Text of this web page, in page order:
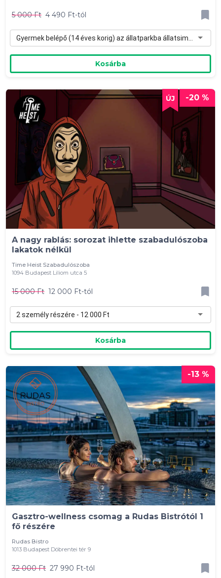
5 000 Ft 4 490 Ft-tól
Kosárba
-20 %
A nagy rablás: sorozat ihlette szabadulószoba
lakatok nélkül
Time Heist Szabadulószoba
1094 Budapest Liliom utca 5
15 000 Ft 12 000 Ft-tól
2 személy részére - 12 000 Ft
Kosárba
-13 %
Gasztro-wellness csomag a Rudas Bistrótól 1
fő részére
Rudas Bistro
1013 Budapest Döbrentei tér 9
32 000 Ft 27 990 Ft-tól